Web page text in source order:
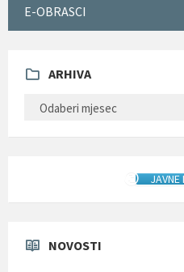
E-OBRASCI
ARHIVA
JAVNE
NOVOSTI